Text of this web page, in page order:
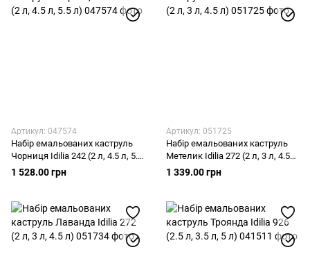
Артикул: 047574
Набір емальованих каструль
Чорниця Idilia 242 (2 л, 4.5 л, 5.5
л)
1 528.00 грн
Артикул: 051725
Набір емальованих каструль
Метелик Idilia 272 (2 л, 3 л, 4.5
л)
1 339.00 грн